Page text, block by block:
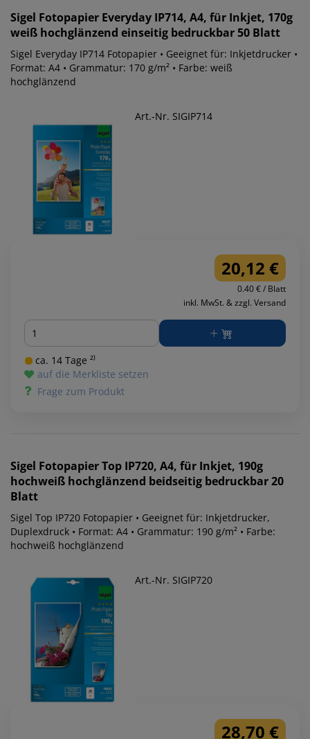
Sigel Fotopapier Everyday IP714, A4, für Inkjet, 170g
weiß hochglänzend einseitig bedruckbar 50 Blatt
Sigel Everyday IP714 Fotopapier • Geeignet für: Inkjetdrucker •
Format: A4 • Grammatur: 170 g/m² • Farbe: weiß
hochglänzend
Art.-Nr. SIGIP714
20,12 €
0.40 € / Blatt
inkl. MwSt. & zzgl. Versand
Menge
ca. 14 Tage ²⁾
auf die Merkliste setzen
Frage zum Produkt
Sigel Fotopapier Top IP720, A4, für Inkjet, 190g
hochweiß hochglänzend beidseitig bedruckbar 20
Blatt
Sigel Top IP720 Fotopapier • Geeignet für: Inkjetdrucker,
Duplexdruck • Format: A4 • Grammatur: 190 g/m² • Farbe:
hochweiß hochglänzend
Art.-Nr. SIGIP720
28,70 €